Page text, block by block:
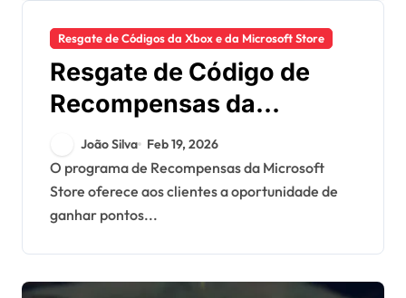
Resgate de Códigos da Xbox e da Microsoft Store
Resgate de Código de
Recompensas da
Microsoft Store: Ganhar
pontos, Resgatar
recompensas, Gestão de
conta
João Silva Feb 19, 2026
O programa de Recompensas da Microsoft
Store oferece aos clientes a oportunidade de
ganhar pontos...